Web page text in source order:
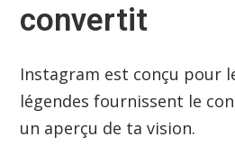
convertit
Instagram est conçu pour
légendes fournissent le
un aperçu de ta vision.